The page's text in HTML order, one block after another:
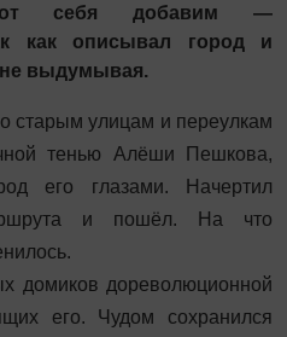
себя добавим —
как описывал город и
выдумывая.
старым улицам и переулкам
тенью Алёши Пешкова,
его глазами. Начертил
и пошёл. На что
домиков дореволюционной
его. Чудом сохранился